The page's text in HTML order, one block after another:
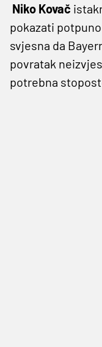
Niko Kovač
pokazati
svjesna da
povratak
potrebna